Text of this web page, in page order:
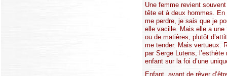
Une femme revient
tête et à deux hommes. En
me perdre, je sais que je
elle vacille. Mais elle a une
ou de matières, plutôt
me tender. Mais vertueux.
par Serge Lutens,
enfant sur la foi d’une
Enfant, avant de rêver